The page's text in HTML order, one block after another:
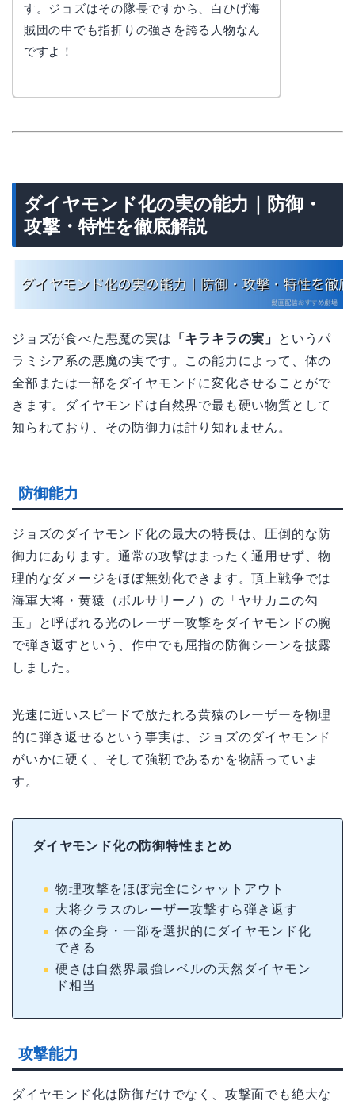
す。ジョズはその隊長ですから、白ひげ海
賊団の中でも指折りの強さを誇る人物なん
ですよ！
ダイヤモンド化の実の能力｜防御・
攻撃・特性を徹底解説
ジョズが食べた悪魔の実は 「キラキラの実」
というパ
ラミシア系の悪魔の実です。この能力によって、体の
全部または一部をダイヤモンドに変化させることがで
きます。ダイヤモンドは自然界で最も硬い物質として
知られており、その防御力は計り知れません。
防御能力
ジョズのダイヤモンド化の最大の特長は、圧倒的な防
御力にあります。通常の攻撃はまったく通用せず、物
理的なダメージをほぼ無効化できます。頂上戦争では
海軍大将・黄猿（ボルサリーノ）の「ヤサカニの勾
玉」と呼ばれる光のレーザー攻撃をダイヤモンドの腕
で弾き返すという、作中でも屈指の防御シーンを披露
しました。
光速に近いスピードで放たれる黄猿のレーザーを物理
的に弾き返せるという事実は、ジョズのダイヤモンド
がいかに硬く、そして強靭であるかを物語っていま
す。
ダイヤモンド化の防御特性まとめ
物理攻撃をほぼ完全にシャットアウト
大将クラスのレーザー攻撃すら弾き返す
体の全身・一部を選択的にダイヤモンド化
できる
硬さは自然界最強レベルの天然ダイヤモン
ド相当
攻撃能力
ダイヤモンド化は防御だけでなく、攻撃面でも絶大な